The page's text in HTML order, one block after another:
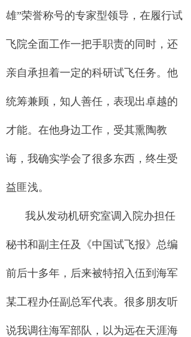
雄”荣誉称号的专家型领导，在履行试
飞院全面工作一把手职责的同时，还
亲自承担着一定的科研试飞任务。他
统筹兼顾，知人善任，表现出卓越的
才能。在他身边工作，受其熏陶教
诲，我确实学会了很多东西，终生受
益匪浅。
我从发动机研究室调入院办担任
秘书和副主任及《中国试飞报》总编
前后十多年，后来被特招入伍到海军
某工程办任副总军代表。很多朋友听
说我调往海军部队，以为远在天涯海